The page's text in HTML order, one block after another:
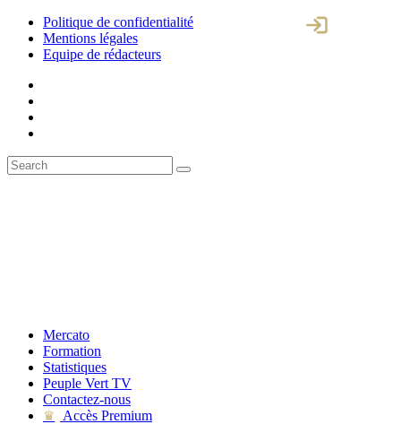
Politique de confidentialité
Mentions légales
Equipe de rédacteurs
Mercato
Formation
Statistiques
Peuple Vert TV
Contactez-nous
♛
Accès Premium